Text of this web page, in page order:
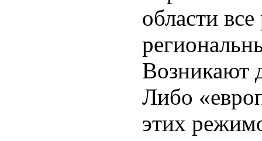
области
Возникают
Либо
этих